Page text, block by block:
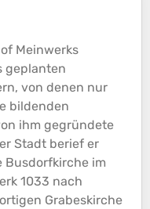
Meinwerks
geplanten
von denen nur
bildenden
ihm gegründete
Stadt berief er
Busdorfkirche im
1033 nach
Grabeskirche